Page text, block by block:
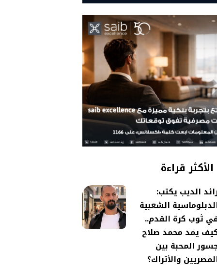
الأكثر قراءة
الديب يكتب:
الشعبية
ثوب كرة القدم..
يمد محمد صلاح
المحبة بين
والأتراك؟